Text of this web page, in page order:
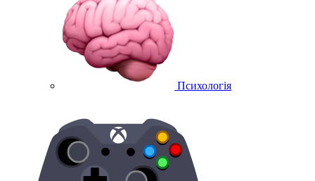
Психологія